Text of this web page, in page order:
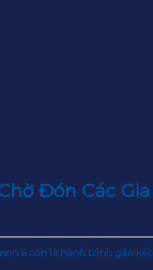
Đón Các
6 còn là hành trình gắn